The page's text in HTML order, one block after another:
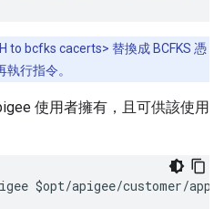
to bcfks cacerts> 替換成 BCFKS 憑
行指令。
使用者擁有，且可供該使用
$opt/apigee/customer/